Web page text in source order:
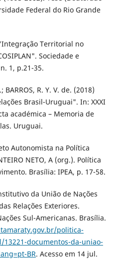
Federal do Rio Grande
Territorial no
Sociedade e
1, p.21-35.
BARROS, R. Y. V. de. (2018)
Brasil-Uruguai". In: XXXI
académica – Memoria de
Uruguai.
Autonomista na Política
NETO, A (org.). Política
Brasília: IPEA, p. 17-58.
da União de Nações
Relações Exteriores.
Sul-Americanas. Brasília.
politica-
documentos-da-uniao-
BR. Acesso em 14 jul.